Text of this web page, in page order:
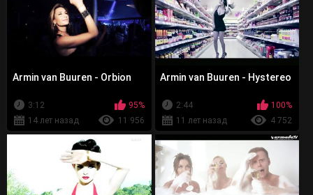
Armin van Buuren - Orbion
3:12
95%
14 лет назад
11 956
Armin van Buuren - Hystereo
2:44
100%
11 лет назад
4 752